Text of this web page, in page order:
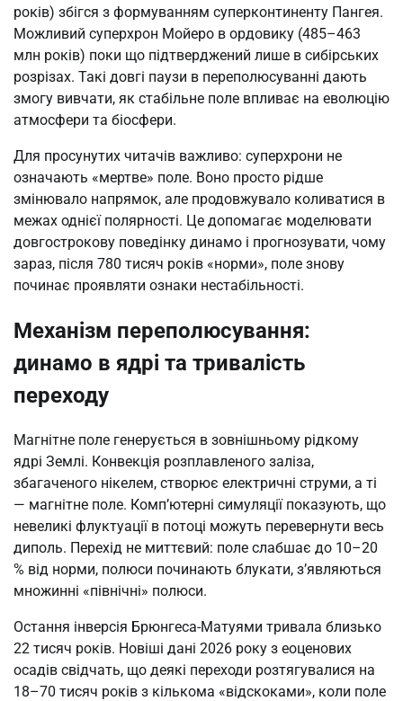
років) збігся з формуванням суперконтиненту Пангея.
Можливий суперхрон Мойеро в ордовику (485–463
млн років) поки що підтверджений лише в сибірських
розрізах. Такі довгі паузи в переполюсуванні дають
змогу вивчати, як стабільне поле впливає на еволюцію
атмосфери та біосфери.
Для просунутих читачів важливо: суперхрони не
означають «мертве» поле. Воно просто рідше
змінювало напрямок, але продовжувало коливатися в
межах однієї полярності. Це допомагає моделювати
довгострокову поведінку динамо і прогнозувати, чому
зараз, після 780 тисяч років «норми», поле знову
починає проявляти ознаки нестабільності.
Механізм переполюсування:
динамо в ядрі та тривалість
переходу
Магнітне поле генерується в зовнішньому рідкому
ядрі Землі. Конвекція розплавленого заліза,
збагаченого нікелем, створює електричні струми, а ті
— магнітне поле. Комп’ютерні симуляції показують, що
невеликі флуктуації в потоці можуть перевернути весь
диполь. Перехід не миттєвий: поле слабшає до 10–20
% від норми, полюси починають блукати, з’являються
множинні «північні» полюси.
Остання інверсія Брюнгеса-Матуями тривала близько
22 тисяч років. Новіші дані 2026 року з еоценових
осадів свідчать, що деякі переходи розтягувалися на
18–70 тисяч років з кількома «відскоками», коли поле